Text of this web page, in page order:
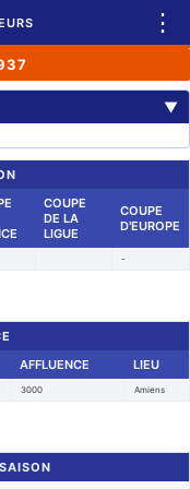
⋮
▼
COUPE
DE LA
LIGUE
COUPE
D'EUROPE
-
AFFLUENCE LIEU
3000 Amiens